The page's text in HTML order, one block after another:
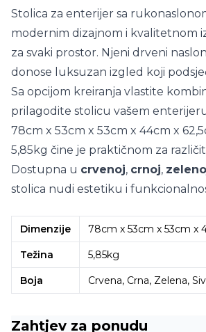
Stolica za enterijer sa
modernim dizajnom i kvalitetnom
za svaki prostor. Njeni drveni
donose luksuzan izgled koji
Sa opcijom kreiranja vlastite
prilagodite stolicu vašem
78cm x 53cm x 53cm x 44cm x
5,85kg čine je praktičnom za
Dostupna u crvenoj, crnoj,
stolica nudi estetiku i
Dimenzije 78cm x 53cm x 53cm x
Težina 5,85kg
Boja Crvena, Crna, Zelena,
Zahtjev za ponudu